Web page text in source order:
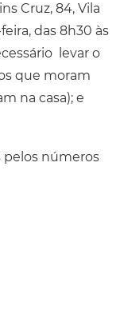
Cruz, 84, Vila
das 8h30 às
levar o
que moram
na casa); e
pelos números